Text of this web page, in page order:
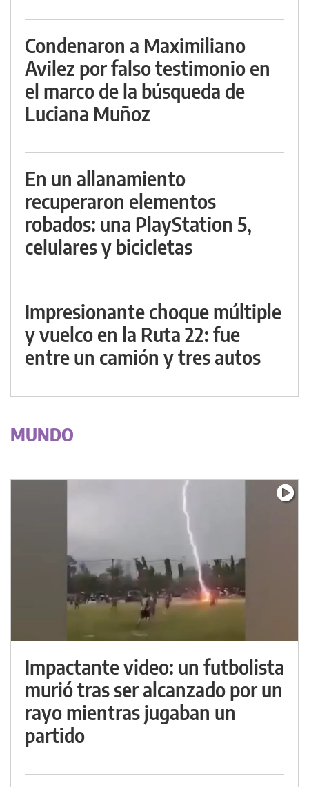
Condenaron a Maximiliano
Avilez por falso testimonio en
el marco de la búsqueda de
Luciana Muñoz
En un allanamiento
recuperaron elementos
robados: una PlayStation 5,
celulares y bicicletas
Impresionante choque múltiple
y vuelco en la Ruta 22: fue
entre un camión y tres autos
MUNDO
Impactante video: un futbolista
murió tras ser alcanzado por un
rayo mientras jugaban un
partido